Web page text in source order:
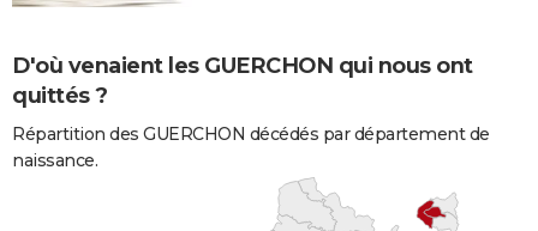
D'où venaient les GUERCHON qui nous ont
quittés ?
Répartition des GUERCHON décédés par département de
naissance.